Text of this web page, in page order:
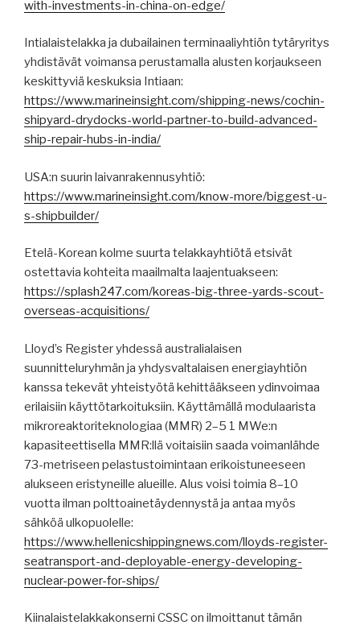
with-investments-in-china-on-edge/
Intialaistelakka ja dubailainen terminaaliyhtiön tytäryritys
yhdistävät voimansa perustamalla alusten korjaukseen
keskittyviä keskuksia Intiaan:
https://www.marineinsight.com/shipping-news/cochin-
shipyard-drydocks-world-partner-to-build-advanced-
ship-repair-hubs-in-india/
USA:n suurin laivanrakennusyhtiö:
https://www.marineinsight.com/know-more/biggest-u-
s-shipbuilder/
Etelä-Korean kolme suurta telakkayhtiötä etsivät
ostettavia kohteita maailmalta laajentuakseen:
https://splash247.com/koreas-big-three-yards-scout-
overseas-acquisitions/
Lloyd’s Register yhdessä australialaisen
suunnitteluryhmän ja yhdysvaltalaisen energiayhtiön
kanssa tekevät yhteistyötä kehittääkseen ydinvoimaa
erilaisiin käyttötarkoituksiin. Käyttämällä modulaarista
mikroreaktoriteknologiaa (MMR) 2–5 1 MWe:n
kapasiteettisella MMR:llä voitaisiin saada voimanlähde
73-metriseen pelastustoimintaan erikoistuneeseen
alukseen eristyneille alueille. Alus voisi toimia 8–10
vuotta ilman polttoainetäydennystä ja antaa myös
sähköä ulkopuolelle:
https://www.hellenicshippingnews.com/lloyds-register-
seatransport-and-deployable-energy-developing-
nuclear-power-for-ships/
Kiinalaistelakkakonserni CSSC on ilmoittanut tämän